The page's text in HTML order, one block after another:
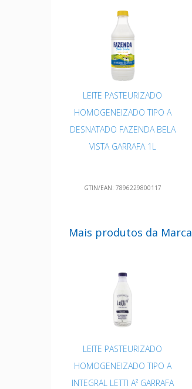
LEITE PASTEURIZADO
HOMOGENEIZADO TIPO A
DESNATADO FAZENDA BELA
VISTA GARRAFA 1L
GTIN/EAN: 7896229800117
Mais produtos da Marca
LEITE PASTEURIZADO
HOMOGENEIZADO TIPO A
INTEGRAL LETTI A² GARRAFA